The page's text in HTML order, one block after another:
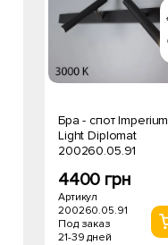
Бра - спот Imperium
Light Diplomat
200260.05.91
4400 грн
Артикул
200260.05.91
Под заказ
21-39 дней